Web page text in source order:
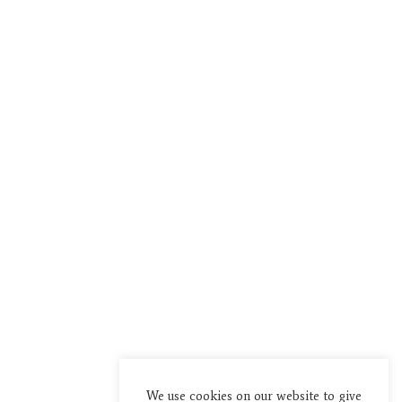
We use cookies on our website to give